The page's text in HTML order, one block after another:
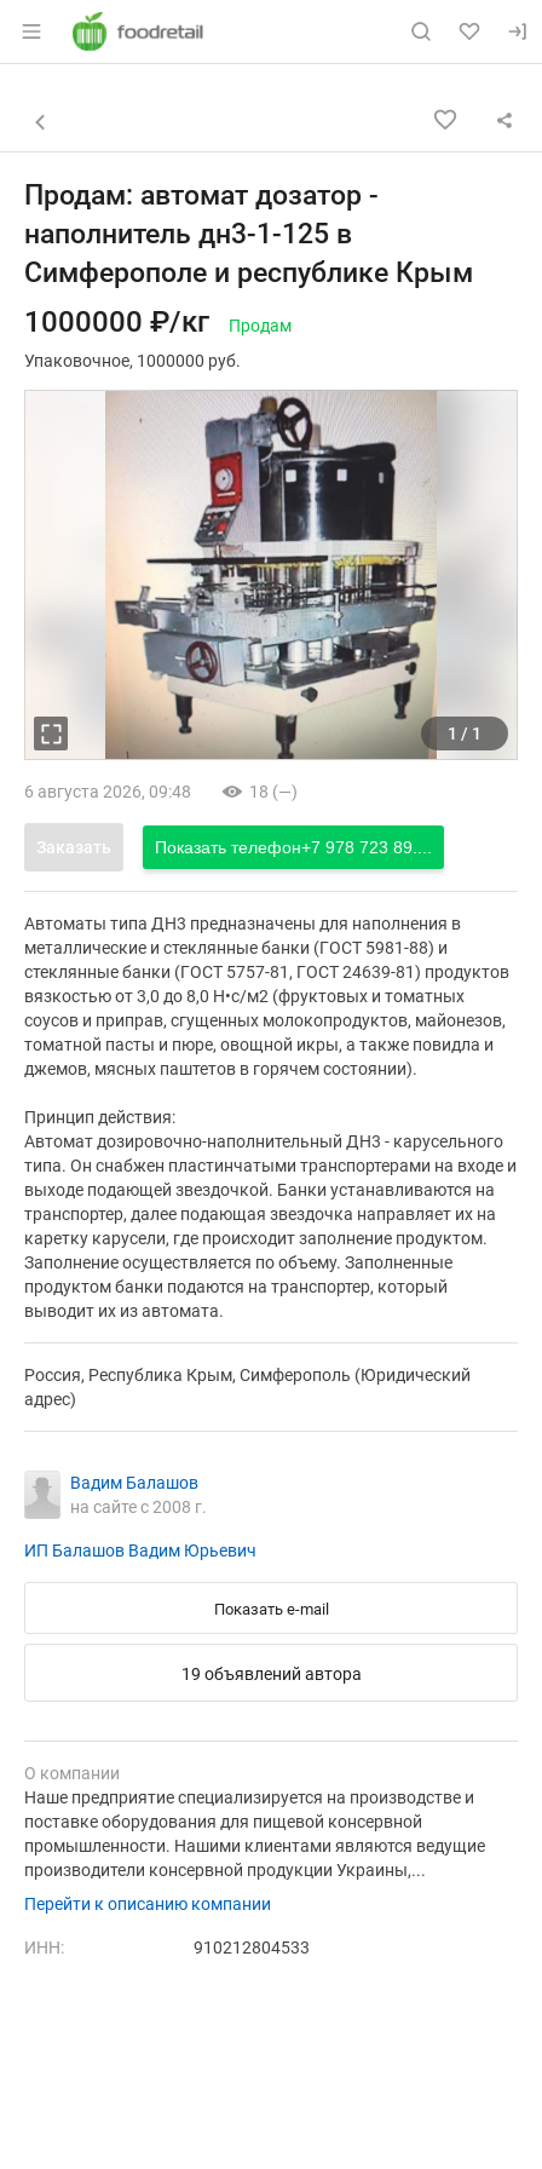
Раздел навигации по сайту
Объявление: Продам: автомат
Навигация и управление объявлением
Назад к списку объявлений
Продам: автомат дозатор -
наполнитель дн3-1-125 в
Симферополе и республике Крым
1000000 ₽/кг
Продам
Упаковочное 1000000 руб.
1 / 1
6 августа 2026, 09:48 18 (—)
Заказать Показать телефон+7 978 723 89....
Автоматы типа ДН3 предназначены для наполнения в
металлические и стеклянные банки (ГОСТ 5981-88) и
стеклянные банки (ГОСТ 5757-81, ГОСТ 24639-81) продуктов
вязкостью от 3,0 до 8,0 Н•с/м2 (фруктовых и томатных
соусов и приправ, сгущенных молокопродуктов, майонезов,
томатной пасты и пюре, овощной икры, а также повидла и
джемов, мясных паштетов в горячем состоянии).
Принцип действия:
Автомат дозировочно-наполнительный ДН3 - карусельного
типа. Он снабжен пластинчатыми транспортерами на входе и
выходе подающей звездочкой. Банки устанавливаются на
транспортер, далее подающая звездочка направляет их на
каретку карусели, где происходит заполнение продуктом.
Заполнение осуществляется по объему. Заполненные
продуктом банки подаются на транспортер, который
выводит их из автомата.
Россия, Республика Крым, Симферополь (Юридический
адрес)
Вадим Балашов
на сайте с 2008 г.
ИП Балашов Вадим Юрьевич
Показать e-mail
19 объявлений автора
О компании
Наше предприятие специализируется на производстве и
поставке оборудования для пищевой консервной
промышленности. Нашими клиентами являются ведущие
производители консервной продукции Украины,...
Перейти к описанию компании
ИНН: 910212804533